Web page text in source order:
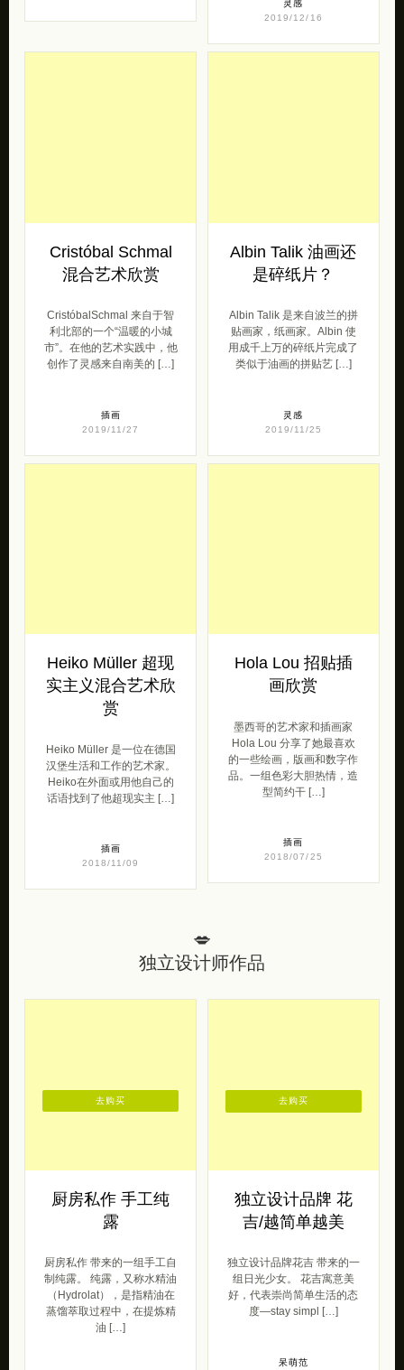
灵感
2019/12/16
Cristóbal Schmal
混合艺术欣赏
CristóbalSchmal 来自于智
利北部的一个“温暖的小城
市”。在他的艺术实践中，他
创作了灵感来自南美的 […]
插画
2019/11/27
Albin Talik 油画还
是碎纸片？
Albin Talik 是来自波兰的拼
贴画家，纸画家。Albin 使
用成千上万的碎纸片完成了
类似于油画的拼贴艺 […]
灵感
2019/11/25
Heiko Müller 超现
实主义混合艺术欣
赏
Heiko Müller 是一位在德国
汉堡生活和工作的艺术家。
Heiko在外面或用他自己的
话语找到了他超现实主 […]
插画
2018/11/09
Hola Lou 招贴插
画欣赏
墨西哥的艺术家和插画家
Hola Lou 分享了她最喜欢
的一些绘画，版画和数字作
品。一组色彩大胆热情，造
型简约干 […]
插画
2018/07/25
💋
独立设计师作品
厨房私作 手工纯
露
厨房私作 带来的一组手工自
制纯露。 纯露，又称水精油
（Hydrolat），是指精油在
蒸馏萃取过程中，在提炼精
油 […]
去购买
独立设计品牌 花
吉/越简单越美
独立设计品牌花吉 带来的一
组日光少女。 花吉寓意美
好，代表崇尚简单生活的态
度—stay simpl […]
呆萌范
去购买